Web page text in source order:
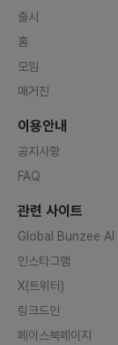
출시
홈
모임
매거진
이용안내
공지사항
FAQ
관련 사이트
Global Bunzee AI
인스타그램
X(트위터)
링크드인
페이스북페이지